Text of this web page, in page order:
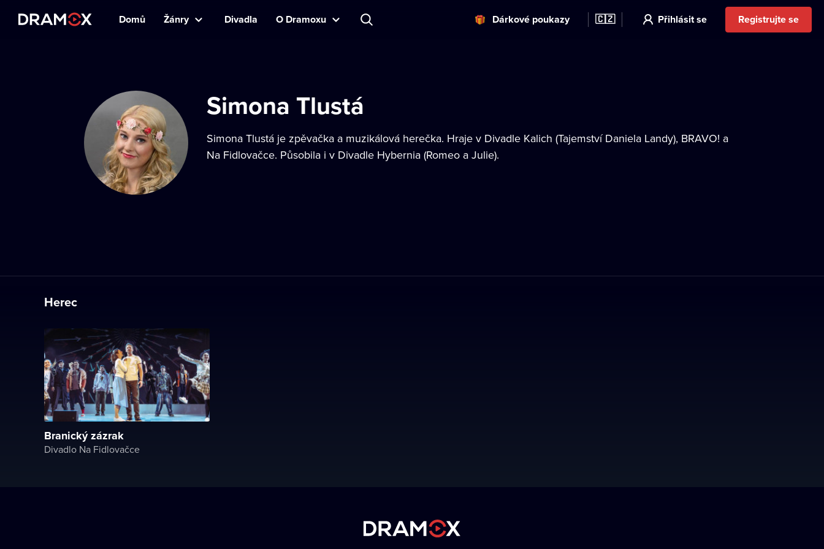
Domů Žánry Divadla O Dramoxu Dárkové poukazy 🇨🇿 Přihlásit se Registrujte se
Simona Tlustá
Simona Tlustá je zpěvačka a muzikálová herečka. Hraje v Divadle Kalich (Tajemství Daniela Landy), BRAVO! a
Na Fidlovačce. Působila i v Divadle Hybernia (Romeo a Julie).
Herec
Branický zázrak
Divadlo Na Fidlovačce